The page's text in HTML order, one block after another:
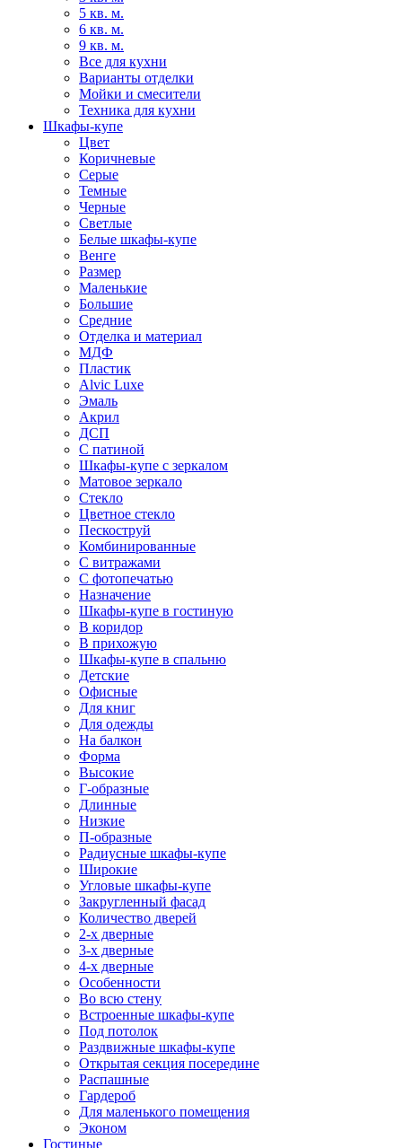
5 кв. м.
6 кв. м.
9 кв. м.
Все для кухни
Варианты отделки
Мойки и смесители
Техника для кухни
Шкафы-купе
Цвет
Коричневые
Серые
Темные
Черные
Светлые
Белые шкафы-купе
Венге
Размер
Маленькие
Большие
Средние
Отделка и материал
МДФ
Пластик
Alvic Luxe
Эмаль
Акрил
ДСП
С патиной
Шкафы-купе с зеркалом
Матовое зеркало
Стекло
Цветное стекло
Пескоструй
Комбинированные
С витражами
С фотопечатью
Назначение
Шкафы-купе в гостиную
В коридор
В прихожую
Шкафы-купе в спальню
Детские
Офисные
Для книг
Для одежды
На балкон
Форма
Высокие
Г-образные
Длинные
Низкие
П-образные
Радиусные шкафы-купе
Широкие
Угловые шкафы-купе
Закругленный фасад
Количество дверей
2-х дверные
3-х дверные
4-х дверные
Особенности
Во всю стену
Встроенные шкафы-купе
Под потолок
Раздвижные шкафы-купе
Открытая секция посередине
Распашные
Гардероб
Для маленького помещения
Эконом
Гостиные